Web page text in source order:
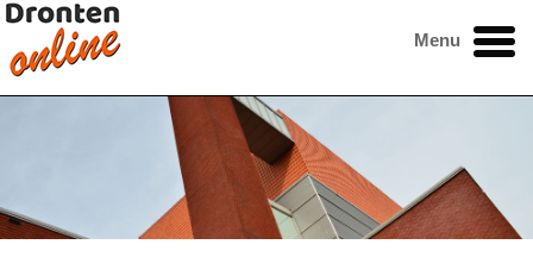
Menu